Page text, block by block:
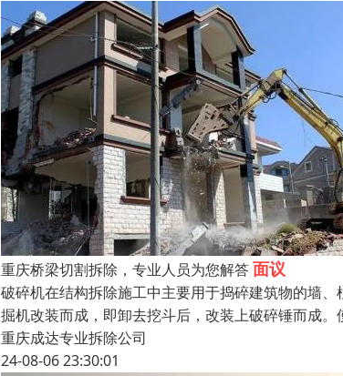
重庆桥梁切割拆除，专业人员为您解答面议
破碎机在结构拆除施工中主要用于捣碎建筑物的墙
掘机改装而成，即卸去挖斗后，改装上破碎锤而成
重庆成达专业拆除公司
24-08-06 23:30:01